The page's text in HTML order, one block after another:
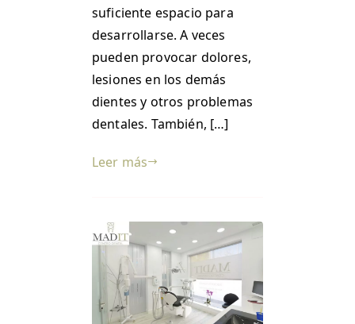
suficiente espacio para
desarrollarse. A veces
pueden provocar dolores,
lesiones en los demás
dientes y otros problemas
dentales. También, […]
Leer más